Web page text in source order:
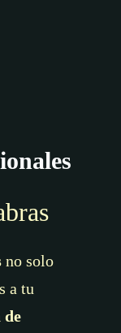
no solo
a tu
de